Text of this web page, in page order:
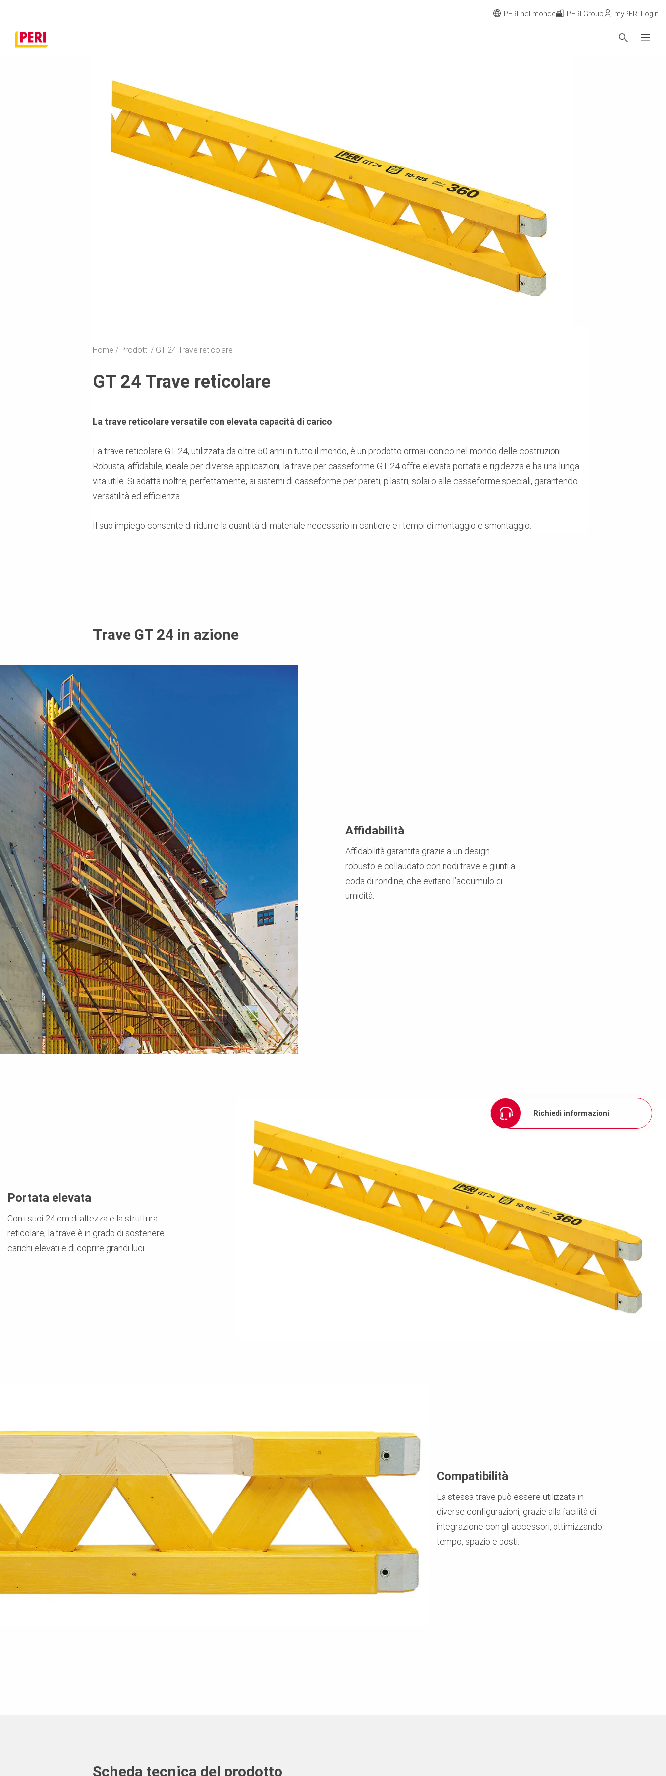
Richiedi informazioni
Home Prodotti GT 24 Trave reticolare
GT 24 Trave reticolare
La trave reticolare versatile con elevata capacità di carico
La trave reticolare GT 24, utilizzata da oltre 50 anni in tutto il mondo, è un prodotto ormai iconico nel mondo delle costruzioni.
Robusta, affidabile, ideale per diverse applicazioni, la trave per casseforme GT 24 offre elevata portata e rigidezza e ha una lunga
vita utile. Si adatta inoltre, perfettamente, ai sistemi di casseforme per pareti, pilastri, solai o alle casseforme speciali, garantendo
versatilità ed efficienza.
Il suo impiego consente di ridurre la quantità di materiale necessario in cantiere e i tempi di montaggio e smontaggio.
Trave GT 24 in azione
Affidabilità
Affidabilità garantita grazie a un design
robusto e collaudato con nodi trave e giunti a
coda di rondine, che evitano l’accumulo di
umidità.
Portata elevata
Con i suoi 24 cm di altezza e la struttura
reticolare, la trave è in grado di sostenere
carichi elevati e di coprire grandi luci.
Compatibilità
La stessa trave può essere utilizzata in
diverse configurazioni, grazie alla facilità di
integrazione con gli accessori, ottimizzando
tempo, spazio e costi.
Scheda tecnica del prodotto
PERI nel mondo PERI Group myPERI Login